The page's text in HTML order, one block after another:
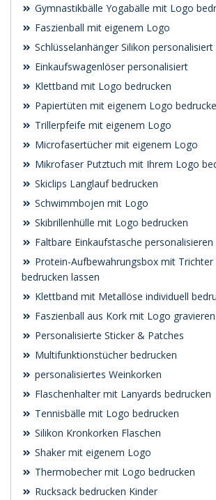
Gymnastikbälle Yogabälle mit Logo
Faszienball mit eigenem Logo
Schlüsselanhänger Silikon personalisiert
Einkaufswagenlöser personalisiert
Klettband mit Logo bedrucken
Papiertüten mit eigenem Logo
Trillerpfeife mit eigenem Logo
Microfasertücher mit eigenem Logo
Mikrofaser Putztuch mit Ihrem Logo
Skiclips Langlauf bedrucken
Schwimmbojen mit Logo
Skibrillenhülle mit Logo bedrucken
Faltbare Einkaufstasche personalisieren
Protein-Aufbewahrungsbox mit Trichter
bedrucken lassen
Klettband mit Metallöse individuell
Faszienball aus Kork mit Logo gravieren
Personalisierte Sticker & Patches
Multifunktionstücher bedrucken
personalisiertes Weinkorken
Flaschenhalter mit Lanyards bedrucken
Tennisbälle mit Logo bedrucken
Silikon Kronkorken Flaschen
Shaker mit eigenem Logo
Thermobecher mit Logo bedrucken
Rucksack bedrucken Kinder